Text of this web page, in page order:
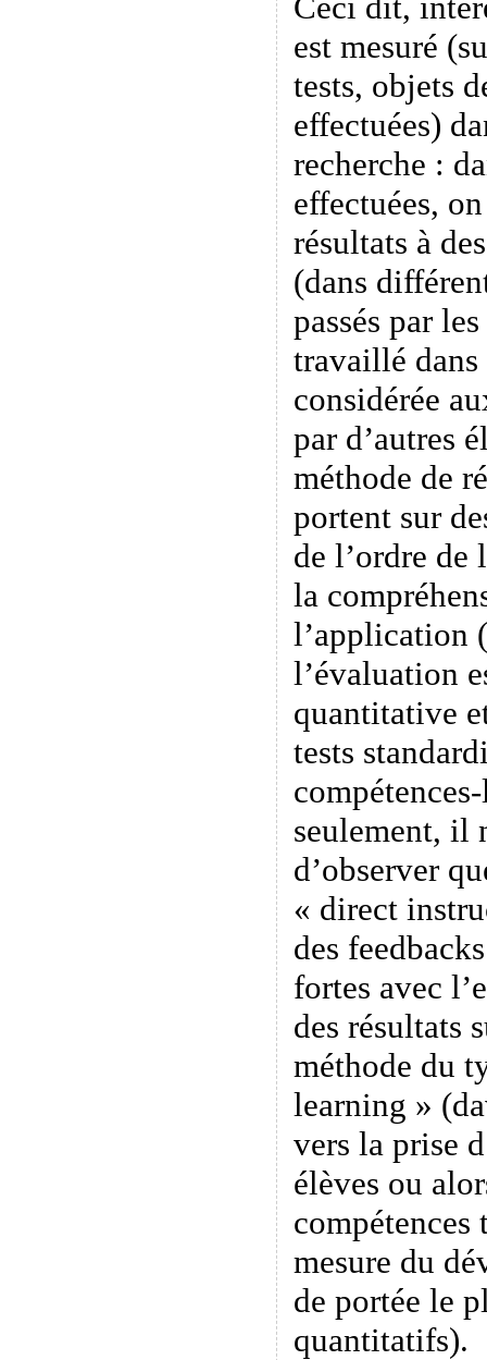
est mesuré
tests, objets
effectuées)
recherche :
effectuées,
résultats à
(dans
passés par
travaillé
considérée
par d’autres
méthode de
portent sur
de l’ordre de
la
l’application
l’évaluation
quantitative
tests
seulement, il
d’observer
« direct
des
fortes avec
des résultats
méthode du
learning »
vers la prise
élèves ou
compétences
mesure du
de portée le
quantitatifs).